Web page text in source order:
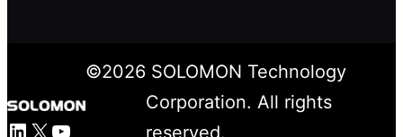
LinkedIn
X YouTube
©2026SOLOMON Technology
Corporation. All rights